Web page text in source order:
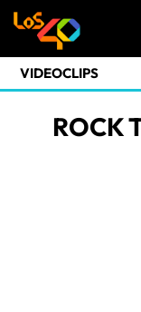
VIDEOCLIPS
ROCK